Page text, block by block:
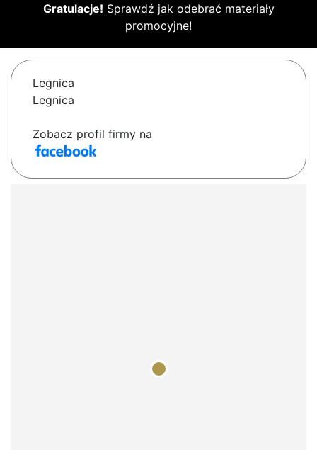
Gratulacje! Sprawdź jak odebrać materiały
promocyjne!
Legnica
Legnica
Zobacz profil firmy na